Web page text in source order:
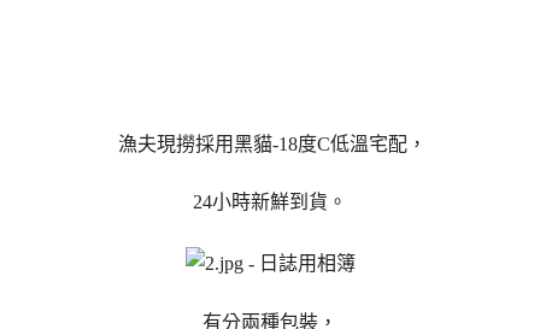
漁夫現撈採用黑貓-18度C低溫宅配，
24小時新鮮到貨。
有分兩種包裝，